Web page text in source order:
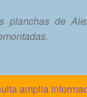
planchas de
amplia